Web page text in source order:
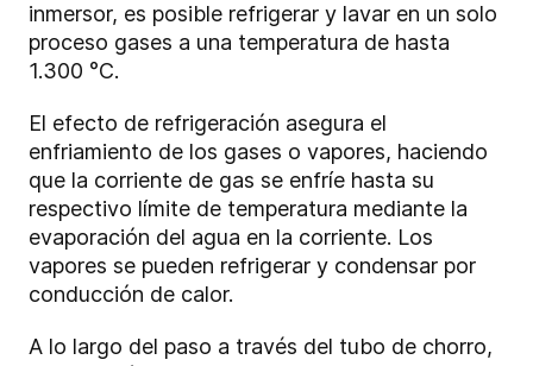
inmersor, es posible refrigerar y lavar en un solo
proceso gases a una temperatura de hasta
1.300 °C.
El efecto de refrigeración asegura el
enfriamiento de los gases o vapores, haciendo
que la corriente de gas se enfríe hasta su
respectivo límite de temperatura mediante la
evaporación del agua en la corriente. Los
vapores se pueden refrigerar y condensar por
conducción de calor.
A lo largo del paso a través del tubo de chorro,